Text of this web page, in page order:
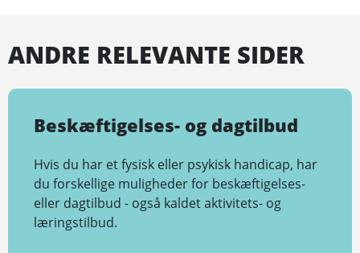
ANDRE RELEVANTE SIDER
Beskæftigelses- og dagtilbud
Hvis du har et fysisk eller psykisk handicap, har
du forskellige muligheder for beskæftigelses-
eller dagtilbud - også kaldet aktivitets- og
læringstilbud.